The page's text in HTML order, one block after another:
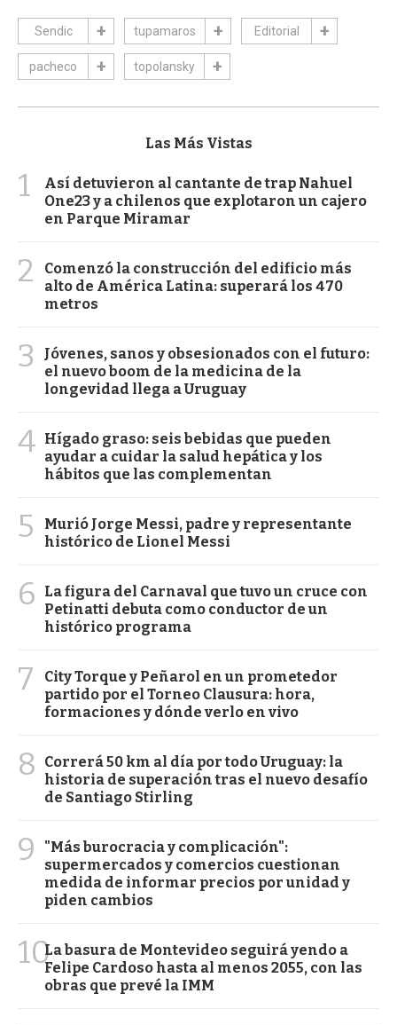
Sendic tupamaros Editorial
pacheco topolansky
Las Más Vistas
1
Así detuvieron al cantante de trap Nahuel
One23 y a chilenos que explotaron un cajero
en Parque Miramar
2
Comenzó la construcción del edificio más
alto de América Latina: superará los 470
metros
3
Jóvenes, sanos y obsesionados con el futuro:
el nuevo boom de la medicina de la
longevidad llega a Uruguay
4 Hígado graso: seis bebidas que pueden
ayudar a cuidar la salud hepática y los
hábitos que las complementan
5
Murió Jorge Messi, padre y representante
histórico de Lionel Messi
6
La figura del Carnaval que tuvo un cruce con
Petinatti debuta como conductor de un
histórico programa
7
City Torque y Peñarol en un prometedor
partido por el Torneo Clausura: hora,
formaciones y dónde verlo en vivo
8
Correrá 50 km al día por todo Uruguay: la
historia de superación tras el nuevo desafío
de Santiago Stirling
9
"Más burocracia y complicación":
supermercados y comercios cuestionan
medida de informar precios por unidad y
piden cambios
10La basura de Montevideo seguirá yendo a
Felipe Cardoso hasta al menos 2055, con las
obras que prevé la IMM